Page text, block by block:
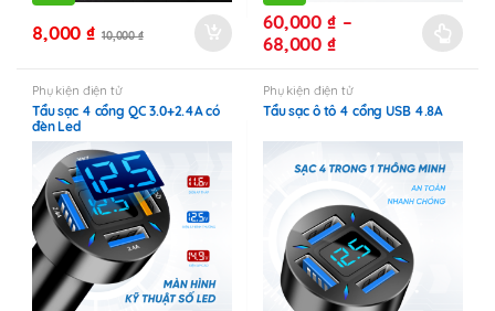
được
chọn
trang
sản
8,000₫ 10,000₫
60,000₫ –
68,000₫Khoảng
từ
60,000 ₫
68,000 ₫
Sản
này
có
nhiều
chọn
Phụ kiện điện tử
Tẩu sạc 4 cổng QC 3.0+2.4A có
đèn Led
Phụ kiện điện tử
Tẩu sạc ô tô 4 cổng USB 4.8A